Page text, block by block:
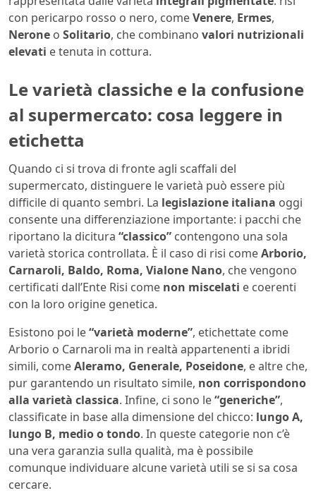
con pericarpo rosso o nero, comeVenere, Ermes,
Nerone o Solitario, che combinano valori nutrizionali
elevati e tenuta in cottura.
Le varietà classiche e la confusione
al supermercato: cosa leggere in
etichetta
Quando ci si trova di fronte agli scaffali del
supermercato, distinguere le varietà può essere più
difficile di quanto sembri. La legislazione italiana oggi
consente una differenziazione importante: i pacchi che
riportano la dicitura “classico” contengono una sola
varietà storica controllata. È il caso di risi comeArborio,
Carnaroli, Baldo, Roma, Vialone Nano, che vengono
certificati dall’Ente Risi come non miscelati e coerenti
con la loro origine genetica.
Esistono poi le“varietà moderne”, etichettate come
Arborio o Carnaroli ma in realtà appartenenti a ibridi
simili, comeAleramo, Generale, Poseidone, e altre che,
pur garantendo un risultato simile, non corrispondono
alla varietà classica. Infine, ci sono le“generiche”,
classificate in base alla dimensione del chicco: lungo A,
lungo B, medio o tondo. In queste categorie non c’è
una vera garanzia sulla qualità, ma è possibile
comunque individuare alcune varietà utili se si sa cosa
cercare.